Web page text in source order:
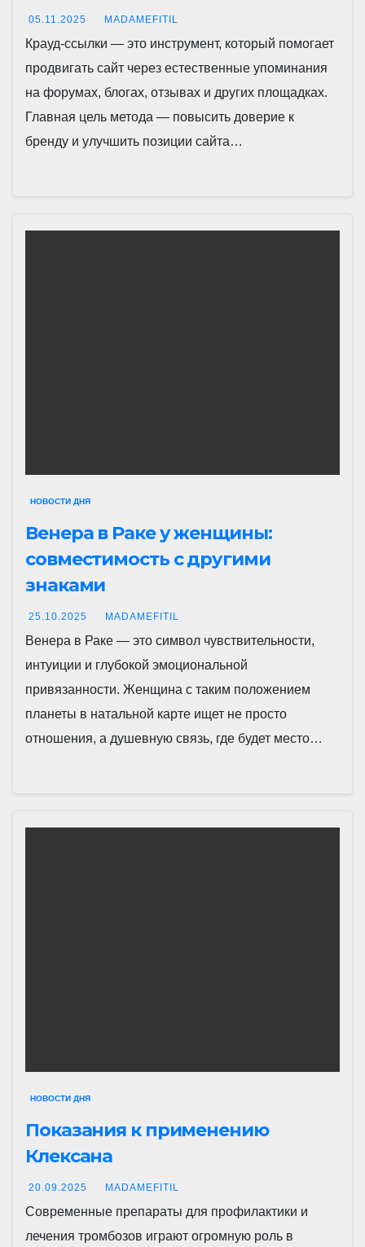
05.11.2025 MADAMEFITIL
Крауд-ссылки — это инструмент, который помогает
продвигать сайт через естественные упоминания
на форумах, блогах, отзывах и других площадках.
Главная цель метода — повысить доверие к
бренду и улучшить позиции сайта…
НОВОСТИ ДНЯ
Венера в Раке у женщины:
совместимость с другими
знаками
25.10.2025 MADAMEFITIL
Венера в Раке — это символ чувствительности,
интуиции и глубокой эмоциональной
привязанности. Женщина с таким положением
планеты в натальной карте ищет не просто
отношения, а душевную связь, где будет место…
НОВОСТИ ДНЯ
Показания к применению
Клексана
20.09.2025 MADAMEFITIL
Современные препараты для профилактики и
лечения тромбозов играют огромную роль в